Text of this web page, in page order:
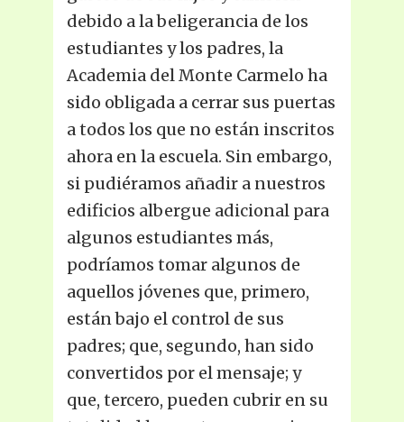
debido a la beligerancia de los
estudiantes y los padres, la
Academia del Monte Carmelo ha
sido obligada a cerrar sus puertas
a todos los que no están inscritos
ahora en la escuela. Sin embargo,
si pudiéramos añadir a nuestros
edificios albergue adicional para
algunos estudiantes más,
podríamos tomar algunos de
aquellos jóvenes que, primero,
están bajo el control de sus
padres; que, segundo, han sido
convertidos por el mensaje; y
que, tercero, pueden cubrir en su